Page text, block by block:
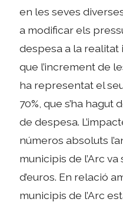
en les seves
a modificar els
despesa a la realitat
que l’increment de
ha representat el
70%, que s’ha hagut
de despesa.
números absoluts
municipis de l’Arc
d’euros. En relació
municipis de l’Arc